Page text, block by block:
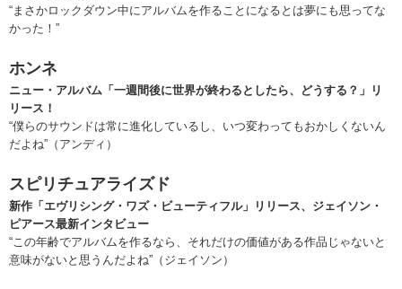
“まさかロックダウン中にアルバムを作ることになるとは夢にも思ってな
かった！”
ホンネ
ニュー・アルバム「一週間後に世界が終わるとしたら、どうする？」リ
リース！
“僕らのサウンドは常に進化しているし、いつ変わってもおかしくないん
だよね”（アンディ）
スピリチュアライズド
新作「エヴリシング・ワズ・ビューティフル」リリース、ジェイソン・
ピアース最新インタビュー
“この年齢でアルバムを作るなら、それだけの価値がある作品じゃないと
意味がないと思うんだよね”（ジェイソン）